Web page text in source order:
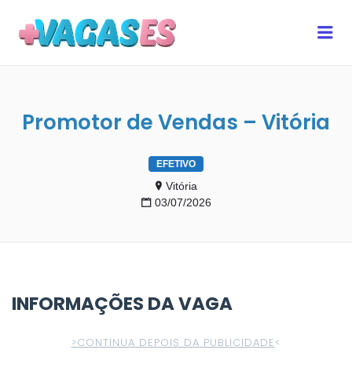
Promotor de Vendas – Vitória
EFETIVO
Vitória
03/07/2026
INFORMAÇÕES DA VAGA
>CONTINUA DEPOIS DA PUBLICIDADE<